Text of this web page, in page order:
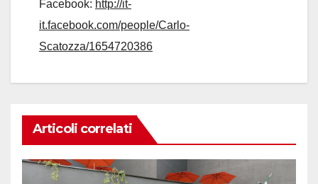
Facebook: http://it-
it.facebook.com/people/Carlo-
Scatozza/1654720386
Articoli correlati